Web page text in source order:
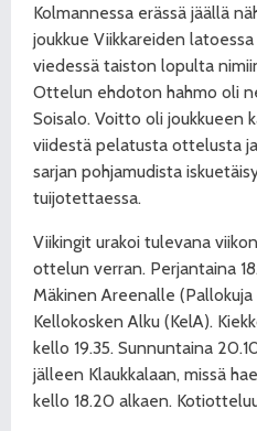
Kolmannessa erässä jäällä
joukkue Viikkareiden
viedessä taiston lopulta
Ottelun ehdoton hahmo oli
Soisalo. Voitto oli joukkueen
viidestä pelatusta ottelusta
sarjan pohjamudista
tuijotettaessa.
Viikingit urakoi tulevana
ottelun verran. Perjantaina
Mäkinen Areenalle (Pallokuja
Kellokosken Alku (KelA).
kello 19.35. Sunnuntaina
jälleen Klaukkalaan, missä
kello 18.20 alkaen.